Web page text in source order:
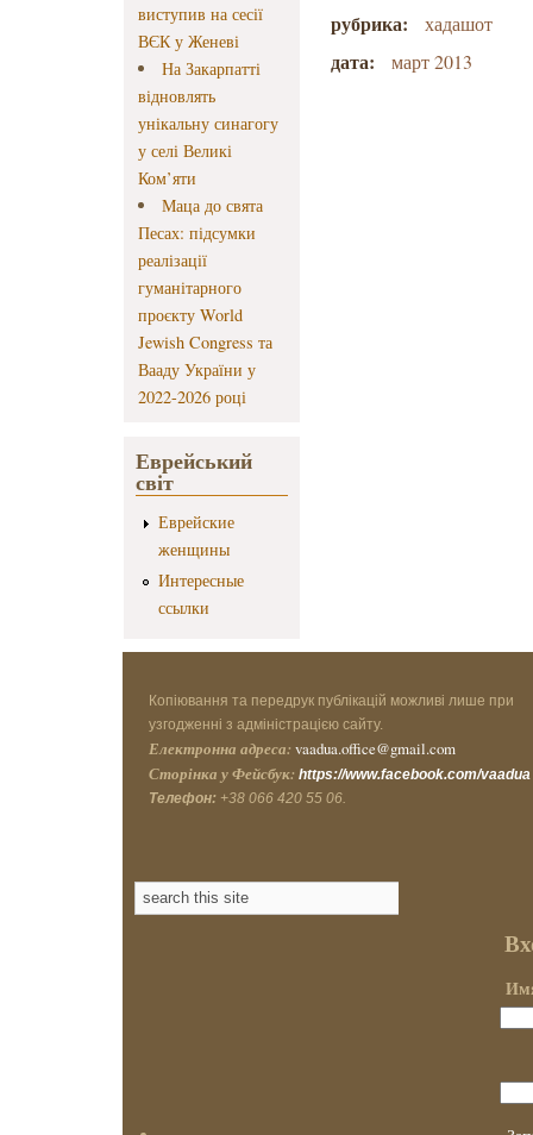
виступив на сесії
ВЄК у Женеві
На Закарпатті
відновлять
унікальну синагогу
у селі Великі
Ком’яти
Маца до свята
Песах: підсумки
реалізації
гуманітарного
проєкту World
Jewish Congress та
Вааду України у
2022-2026 році
Еврейський
світ
Еврейские
женщины
Интересные
ссылки
рубрика: хадашот
дата: март 2013
Копіювання та передрук публікацій можливі лише при
узгодженні з адміністрацією сайту.
Електронна адреса: vaadua.office@gmail.com
Сторінка у Фейсбук: https://www.facebook.com/vaadua
Телефон: +38 066 420 55 06.